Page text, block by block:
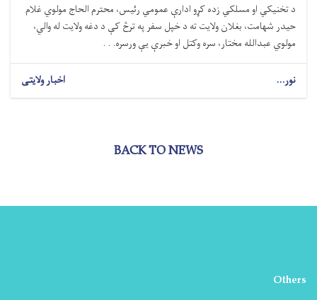
د تخنیکي او مسلکي زده کړو ادارې عمومي رئیس، محترم الحاج مولوي غلام
حیدر شهامت، بغلان ولایت ته د خپل سفر په ترڅ کې د دغه ولایت له والي،
مولوي عبدالله مختار، سره وکتل او خبرې یې ورسره. . .
نور... اخبار ولایتی
BACK TO NEWS
Others